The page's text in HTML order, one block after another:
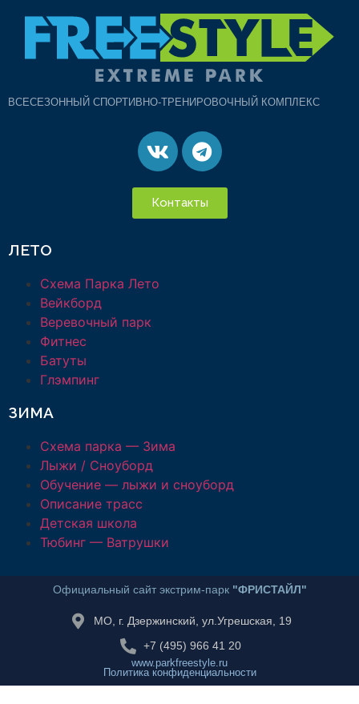
ВСЕСЕЗОННЫЙ СПОРТИВНО-ТРЕНИРОВОЧНЫЙ КОМПЛЕКС
Контакты
ЛЕТО
Схема Парка Лето
Вейкборд
Веревочный парк
Фитнес
Батуты
Глэмпинг
ЗИМА
Схема парка — Зима
Лыжи / Сноуборд
Обучение — лыжи и сноуборд
Описание трасс
Детская школа
Тюбинг — Ватрушки
Официальный сайт экстрим-парк "ФРИСТАЙЛ"
МО, г. Дзержинский, ул.Угрешская, 19
+7 (495) 966 41 20
www.parkfreestyle.ru
Политика конфиденциальности